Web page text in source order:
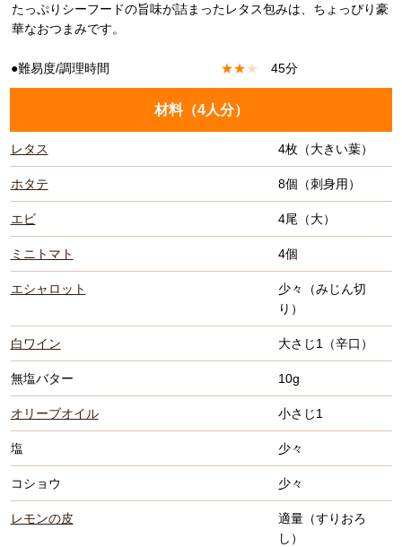
たっぷりシーフードの旨味が詰まったレタス包みは、ちょっぴり豪
華なおつまみです。
●難易度/調理時間 ★★★ 45分
材料（4人分）
レタス 4枚（大きい葉）
ホタテ 8個（刺身用）
エビ 4尾（大）
ミニトマト 4個
エシャロット
少々（みじん切
り）
白ワイン 大さじ1（辛口）
無塩バター 10g
オリーブオイル 小さじ1
塩 少々
コショウ 少々
レモンの皮
適量（すりおろ
し）